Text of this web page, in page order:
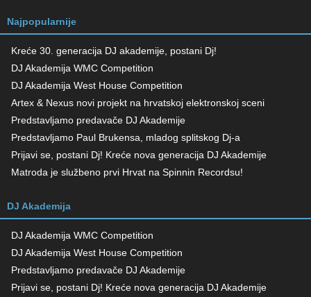
Najpopularnije
Kreće 30. generacija DJ akademije, postani Dj!
DJ Akademija WMC Competition
DJ Akademija West House Competition
Artex & Nexus novi projekt na hrvatskoj elektronskoj sceni
Predstavljamo predavače DJ Akademije
Predstavljamo Paul Brukensa, mladog splitskog Dj-a
Prijavi se, postani Dj! Kreće nova generacija DJ Akademije
Matroda je službeno prvi Hrvat na Spinnin Recordsu!
DJ Akademija
DJ Akademija WMC Competition
DJ Akademija West House Competition
Predstavljamo predavače DJ Akademije
Prijavi se, postani Dj! Kreće nova generacija DJ Akademije